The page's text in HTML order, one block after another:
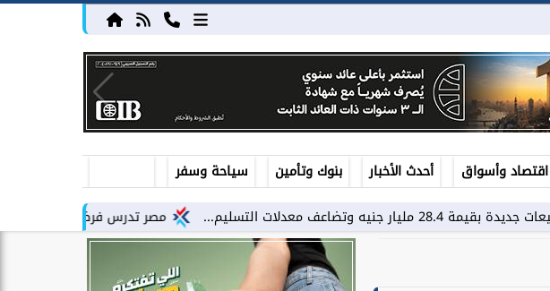
اقتصاد وأسواق أحدث الأخبار بنوك وتأمين
سياحة وسفر
مصر تدرس فرض رسوم جمركية بنسبة 5% على السيارات الكهربائية المستوردة لأول...